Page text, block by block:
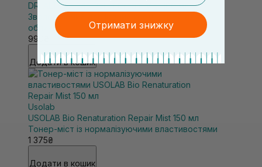
DR. ALTHEA 345 Relief Cream Mist 100 мл
Зволожуючий двофазний крем-спрей для
обличчя
990₴
Додати в кошик
Usolab
USOLAB Bio Renaturation Repair Mist 150 мл
Тонер-міст із нормалізуючими властивостями
1 375₴
Додати в кошик
Отримати знижку